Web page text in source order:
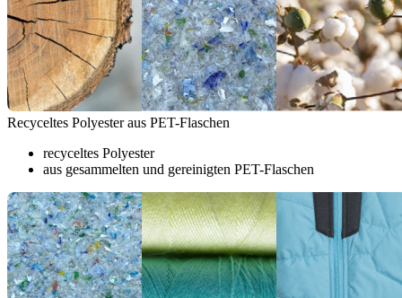
Recyceltes Polyester aus PET-Flaschen
recyceltes Polyester
aus gesammelten und gereinigten PET-Flaschen